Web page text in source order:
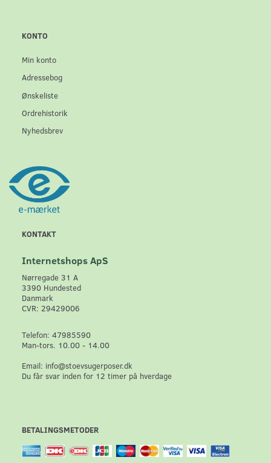
KONTO
Min konto
Adressebog
Ønskeliste
Ordrehistorik
Nyhedsbrev
KONTAKT
Internetshops ApS
Nørregade 31 A
3390 Hundested
Danmark
CVR: 29429006
Telefon: 47985590
Man-tors. 10.00 - 14.00
Email: info@stoevsugerposer.dk
Du får svar inden for 12 timer på hverdage
BETALINGSMETODER